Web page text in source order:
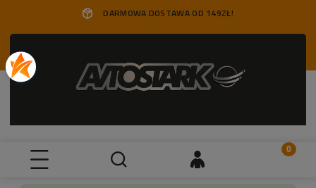
DARMOWA DOSTAWA OD 149ZŁ!